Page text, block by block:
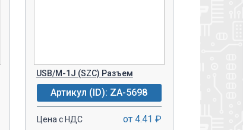
USB/M-1J (SZC) Разъем
Артикул (ID): ZA-5698
Цена с НДС от 4.41 ₽